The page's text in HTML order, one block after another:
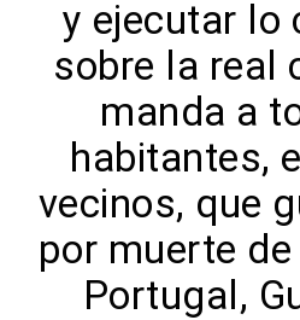
y ejecutar lo
sobre la real
manda a
habitantes,
vecinos, que
por muerte
Portugal,